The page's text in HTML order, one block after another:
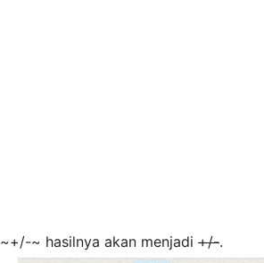
~+/-~ hasilnya akan menjadi +/-.